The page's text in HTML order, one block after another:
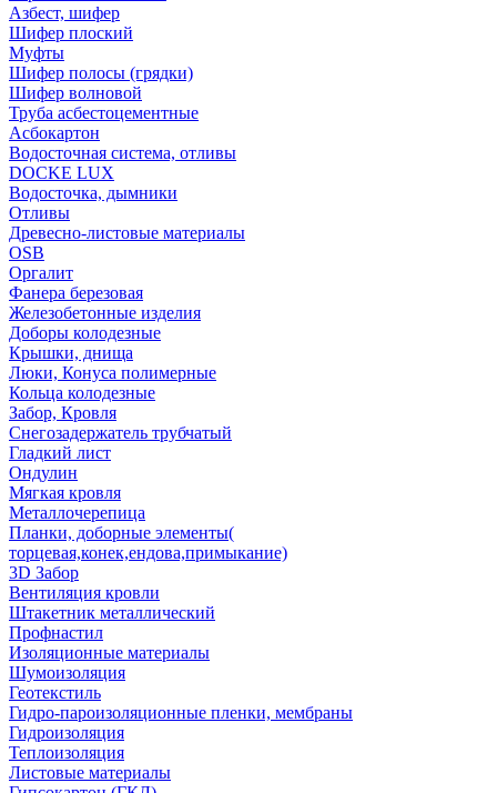
Азбест, шифер
Шифер плоский
Муфты
Шифер полосы (грядки)
Шифер волновой
Труба асбестоцементные
Асбокартон
Водосточная система, отливы
DOCKE LUX
Водосточка, дымники
Отливы
Древесно-листовые материалы
OSB
Оргалит
Фанера березовая
Железобетонные изделия
Доборы колодезные
Крышки, днища
Люки, Конуса полимерные
Кольца колодезные
Забор, Кровля
Снегозадержатель трубчатый
Гладкий лист
Ондулин
Мягкая кровля
Металлочерепица
Планки, доборные элементы(
торцевая,конек,ендова,примыкание)
3D Забор
Вентиляция кровли
Штакетник металлический
Профнастил
Изоляционные материалы
Шумоизоляция
Геотекстиль
Гидро-пароизоляционные пленки, мембраны
Гидроизоляция
Теплоизоляция
Листовые материалы